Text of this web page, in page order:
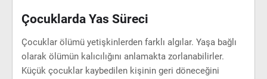
Çocuklarda Yas Süreci
Çocuklar ölümü yetişkinlerden farklı algılar. Yaşa bağlı
olarak ölümün kalıcılığını anlamakta zorlanabilirler.
Küçük çocuklar kaybedilen kişinin geri döneceğini